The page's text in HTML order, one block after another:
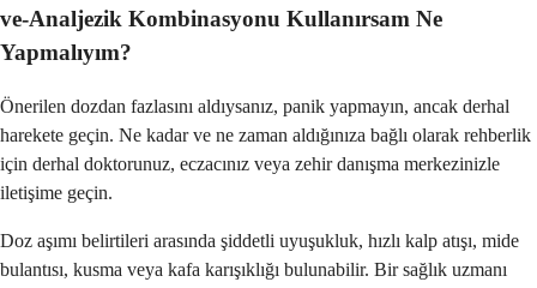
ve-Analjezik Kombinasyonu Kullanırsam Ne
Yapmalıyım?
Önerilen dozdan fazlasını aldıysanız, panik yapmayın, ancak derhal
harekete geçin. Ne kadar ve ne zaman aldığınıza bağlı olarak rehberlik
için derhal doktorunuz, eczacınız veya zehir danışma merkezinizle
iletişime geçin.
Doz aşımı belirtileri arasında şiddetli uyuşukluk, hızlı kalp atışı, mide
bulantısı, kusma veya kafa karışıklığı bulunabilir. Bir sağlık uzmanı